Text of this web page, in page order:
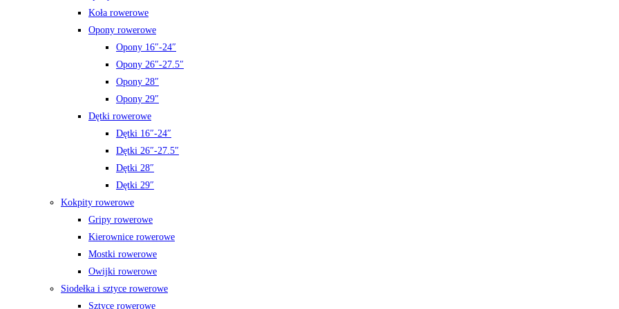
Koła rowerowe
Opony rowerowe
Opony 16″-24″
Opony 26″-27.5″
Opony 28″
Opony 29″
Dętki rowerowe
Dętki 16″-24″
Dętki 26″-27.5″
Dętki 28″
Dętki 29″
Kokpity rowerowe
Gripy rowerowe
Kierownice rowerowe
Mostki rowerowe
Owijki rowerowe
Siodełka i sztyce rowerowe
Sztyce rowerowe